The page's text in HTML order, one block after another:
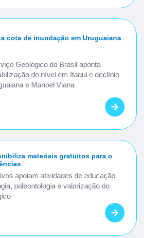
cota de inundação em Uruguaiana
Geológico do Brasil aponta
do nível em Itaqui e declínio
e Manoel Viana
materiais gratuitos para o
apoiam atividades de educação
paleontologia e valorização do